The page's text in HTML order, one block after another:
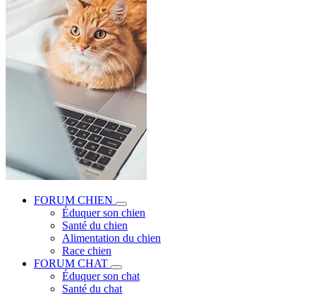
FORUM CHIEN
Éduquer son chien
Santé du chien
Alimentation du chien
Race chien
FORUM CHAT
Éduquer son chat
Santé du chat